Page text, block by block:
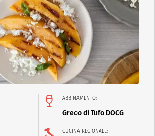
ABBINAMENTO:
Greco di Tufo DOCG
CUCINA REGIONALE: